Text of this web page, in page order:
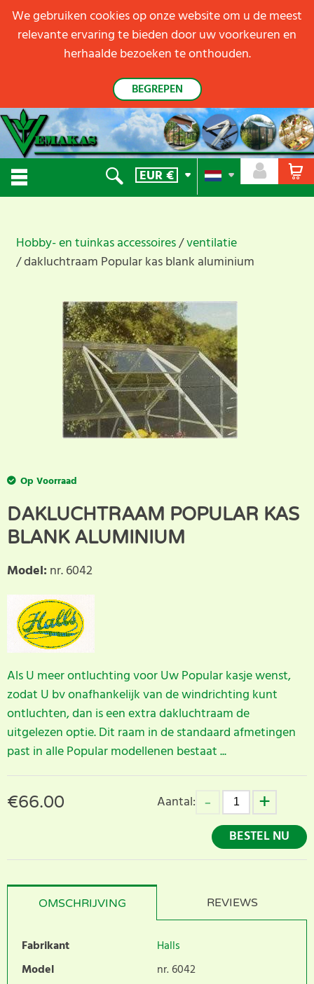
EUR€
Hobby- en tuinkas accessoires ventilatie
dakluchtraam Popular kas blank aluminium
Op Voorraad
DAKLUCHTRAAM POPULAR KAS
BLANK ALUMINIUM
Model: nr. 6042
Als U meer ontluchting voor Uw Popular kasje wenst,
zodat U bv onafhankelijk van de windrichting kunt
ontluchten, dan is een extra dakluchtraam de
uitgelezen optie. Dit raam in de standaard afmetingen
past in alle Popular modellenen bestaat ...
€66.00
Aantal:
BESTEL NU
OMSCHRIJVING REVIEWS
Fabrikant
Halls
Model
nr. 6042
We gebruiken cookies op onze website om u de meest
relevante ervaring te bieden door uw voorkeuren en
herhaalde bezoeken te onthouden.
BEGREPEN